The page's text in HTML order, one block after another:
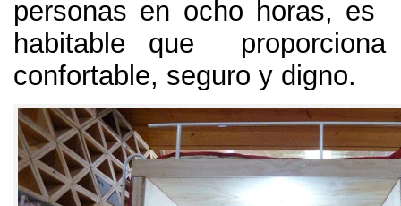
personas en ocho horas, es
habitable que
confortable, seguro y digno.